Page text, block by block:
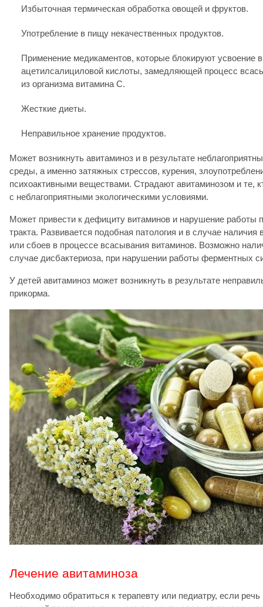
Избыточная термическая обработка овощей и фруктов.
Употребление в пищу некачественных продуктов.
Применение медикаментов, которые блокируют усвоение
ацетилсалициловой кислоты, замедляющей процесс
из организма витамина С.
Жесткие диеты.
Неправильное хранение продуктов.
Может возникнуть авитаминоз и в результате
среды, а именно затяжных стрессов, курения,
психоактивными веществами. Страдают авитаминозом и те,
с неблагоприятными экологическими условиями.
Может привести к дефициту витаминов и нарушение работы
тракта. Развивается подобная патология и в случае наличия
или сбоев в процессе всасывания витаминов. Возможно
случае дисбактериоза, при нарушении работы ферментных
У детей авитаминоз может возникнуть в результате
прикорма.
Лечение авитаминоза
Необходимо обратиться к терапевту или педиатру, если